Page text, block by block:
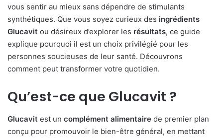
vous sentir au mieux sans dépendre de stimulants
synthétiques. Que vous soyez curieux des ingrédients
Glucavit ou désireux d’explorer les résultats, ce guide
explique pourquoi il est un choix privilégié pour les
personnes soucieuses de leur santé. Découvrons
comment peut transformer votre quotidien.
Qu’est-ce que Glucavit ?
Glucavit est un complément alimentaire de premier plan
conçu pour promouvoir le bien-être général, en mettant